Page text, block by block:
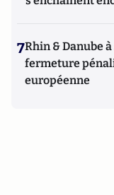
7Rhin & Danube
fermeture
européenne